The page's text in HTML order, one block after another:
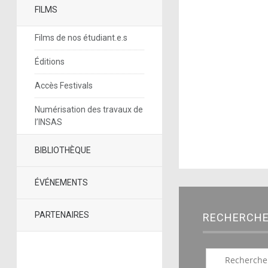
FILMS
Films de nos étudiant.e.s
Éditions
Accès Festivals
Numérisation des travaux de
l’INSAS
BIBLIOTHÈQUE
ÉVÉNEMENTS
PARTENAIRES